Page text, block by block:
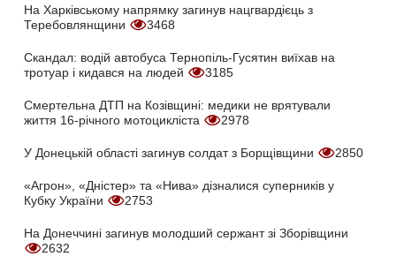
На Харківському напрямку загинув нацгвардієць з
Теребовлянщини
3468
Скандал: водій автобуса Тернопіль-Гусятин виїхав на
тротуар і кидався на людей
3185
Смертельна ДТП на Козівщині: медики не врятували
життя 16-річного мотоцикліста
2978
У Донецькій області загинув солдат з Борщівщини 2850
«Агрон», «Дністер» та «Нива» дізналися суперників у
Кубку України
2753
На Донеччині загинув молодший сержант зі Зборівщини
2632